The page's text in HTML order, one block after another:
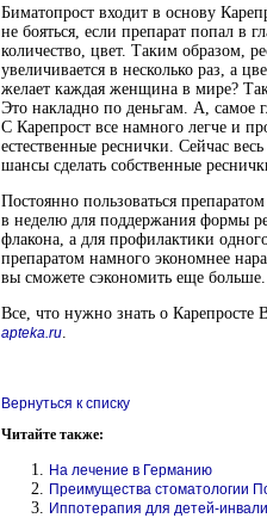
Биматопрост входит в основу
не бояться, если препарат попал в
количество, цвет. Таким образом,
увеличивается в несколько раз, а
желает каждая женщина в мире?
Это накладно по деньгам. А, самое
С Карепрост все намного легче и
естественные реснички. Сейчас
шансы сделать собственные
Постоянно пользоваться
в неделю для поддержания формы
флакона, а для профилактики
препаратом намного экономнее
вы сможете сэкономить еще больше.
Все, что нужно знать о Карепросте
apteka.ru.
Вернуться к списку
Читайте также:
На лечение в Германию
Преимущества стоматологии
Иппотерапия для детей-